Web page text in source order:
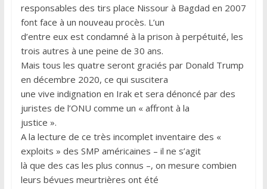
responsables des tirs place Nissour à Bagdad en 2007
font face à un nouveau procès. L’un
d’entre eux est condamné à la prison à perpétuité, les
trois autres à une peine de 30 ans.
Mais tous les quatre seront graciés par Donald Trump
en décembre 2020, ce qui suscitera
une vive indignation en Irak et sera dénoncé par des
juristes de l’ONU comme un « affront à la
justice ».
A la lecture de ce très incomplet inventaire des «
exploits » des SMP américaines – il ne s’agit
là que des cas les plus connus –, on mesure combien
leurs bévues meurtrières ont été